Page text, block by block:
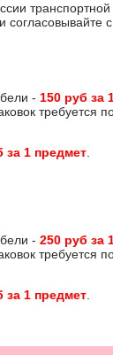
транспортной
согласовывайте
- 150 руб за
требуется
за 1 предмет.
- 250 руб за
требуется
за 1 предмет.